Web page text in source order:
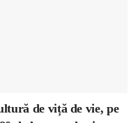
de viță de vie, pe